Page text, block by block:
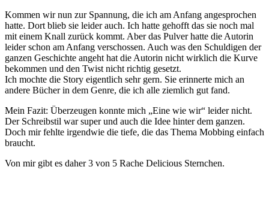
Kommen wir nun zur Spannung, die ich am Anfang angesprochen
hatte. Dort blieb sie leider auch. Ich hatte gehofft das sie noch mal
mit einem Knall zurück kommt. Aber das Pulver hatte die Autorin
leider schon am Anfang verschossen. Auch was den Schuldigen der
ganzen Geschichte angeht hat die Autorin nicht wirklich die Kurve
bekommen und den Twist nicht richtig gesetzt.
Ich mochte die Story eigentlich sehr gern. Sie erinnerte mich an
andere Bücher in dem Genre, die ich alle ziemlich gut fand.
Mein Fazit: Überzeugen konnte mich „Eine wie wir“ leider nicht.
Der Schreibstil war super und auch die Idee hinter dem ganzen.
Doch mir fehlte irgendwie die tiefe, die das Thema Mobbing einfach
braucht.
Von mir gibt es daher 3 von 5 Rache Delicious Sternchen.